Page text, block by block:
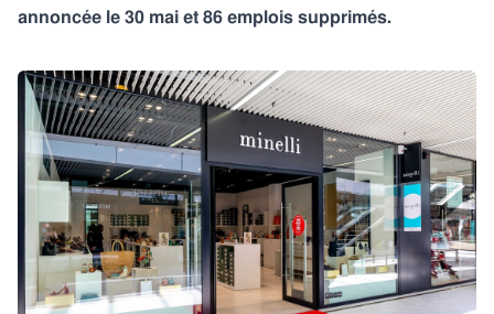
annoncée le 30 mai et 86 emplois supprimés.